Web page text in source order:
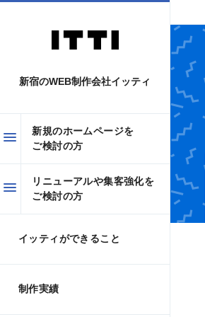
新宿のWEB制作会社イッティ
新規のホームページを
ご検討の方
リニューアルや集客強化を
ご検討の方
イッティができること
制作実績